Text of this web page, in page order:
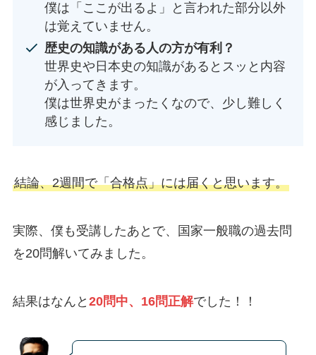
僕は「ここが出るよ」と言われた部分以外
は覚えていません。
歴史の知識がある人の方が有利？
世界史や日本史の知識があるとスッと内容
が入ってきます。
僕は世界史がまったくなので、少し難しく
感じました。
結論、2週間で「合格点」には届くと思います。
実際、僕も受講したあとで、国家一般職の過去問
を20問解いてみました。
結果はなんと 20問中、16問正解でした！！